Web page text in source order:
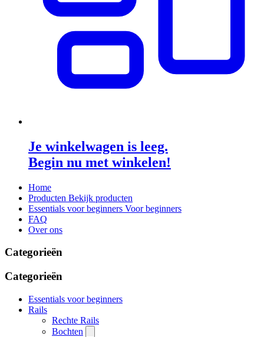
Je winkelwagen is leeg.
Begin nu met winkelen!
Home
Producten Bekijk producten
Essentials voor beginners Voor beginners
FAQ
Over ons
Categorieën
Categorieën
Essentials voor beginners
Rails
Rechte Rails
Bochten